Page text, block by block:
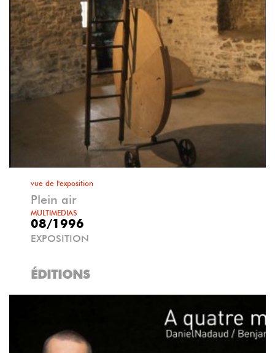
vue de l'exposition
Plein air
MULTIMEDIAS
08/1996
EXPOSITION
ÉDITIONS